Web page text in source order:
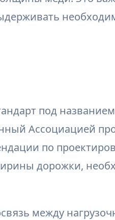
под
Ассоциацией
по
дорожки,
между